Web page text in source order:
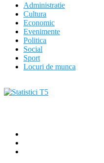
Administratie
Cultura
Economic
Evenimente
Politica
Social
Sport
Locuri de munca